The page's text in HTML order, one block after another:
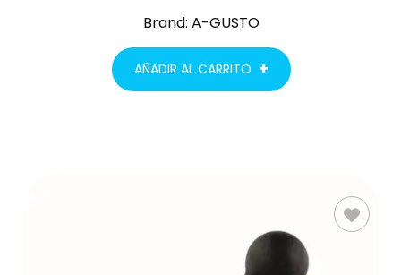
Brand: A-GUSTO
AÑADIR AL CARRITO